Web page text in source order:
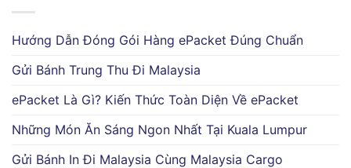
Hướng Dẫn Đóng Gói Hàng ePacket Đúng Chuẩn
Gửi Bánh Trung Thu Đi Malaysia
ePacket Là Gì? Kiến Thức Toàn Diện Về ePacket
Những Món Ăn Sáng Ngon Nhất Tại Kuala Lumpur
Gửi Bánh In Đi Malaysia Cùng Malaysia Cargo